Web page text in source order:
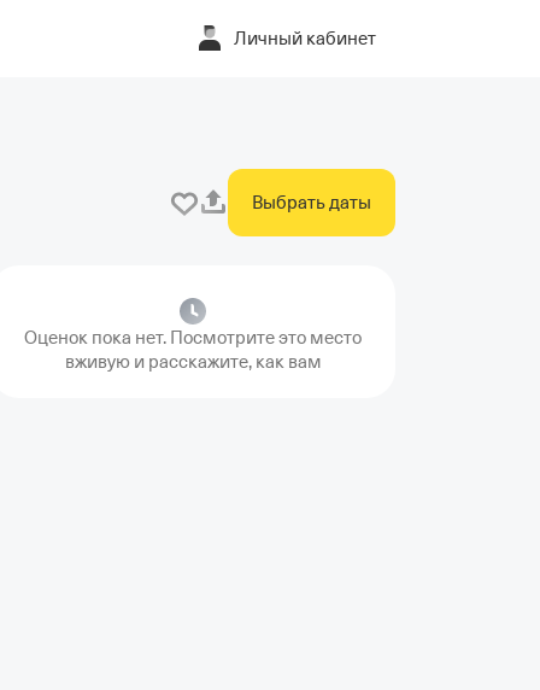
Личный кабинет
Выбрать даты
Оценок пока нет. Посмотрите это место
вживую и расскажите, как вам